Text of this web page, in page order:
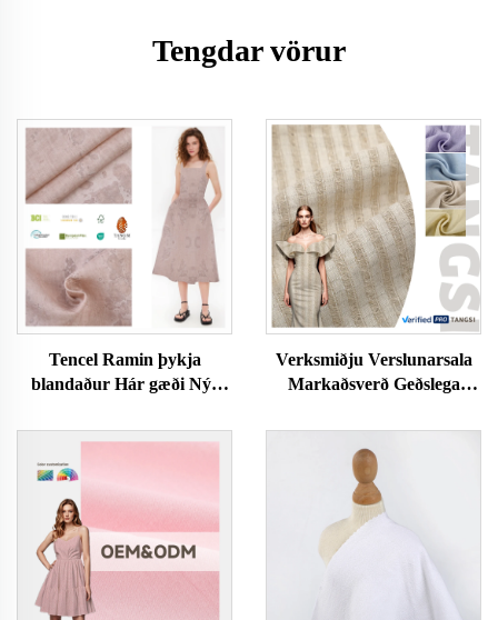
Tengdar vörur
Tencel Ramin þykja
blandaður Hár gæði Nýr
hollur Höfðugur Vefnaður
fatnaður þykja fyrir föt
Verksmiðju Verslunarsala
Markaðsverð Geðslega
Línaefni Garnið Dýpt Efni
Fyrir Klæðaframleiðsla